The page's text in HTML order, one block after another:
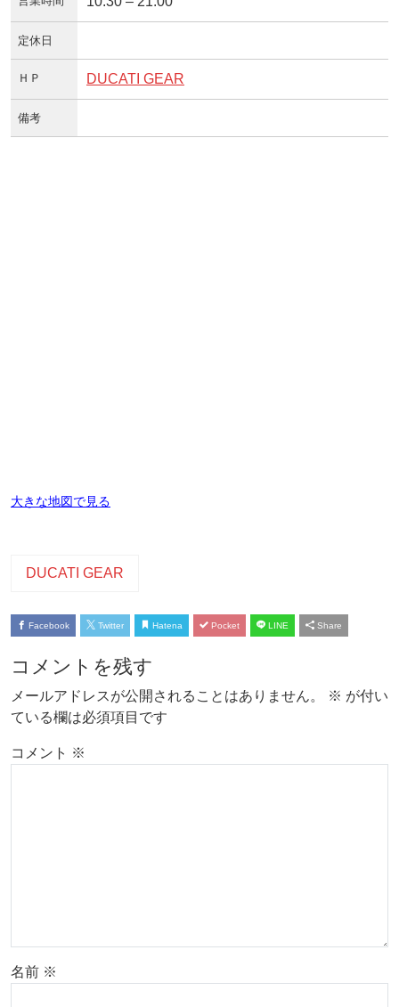
定休日
ＨＰ DUCATI GEAR
備考
大きな地図で見る
DUCATI GEAR
Facebook Twitter Hatena Pocket LINE Share
コメントを残す
メールアドレスが公開されることはありません。 ※ が付い
ている欄は必須項目です
コメント ※
名前 ※